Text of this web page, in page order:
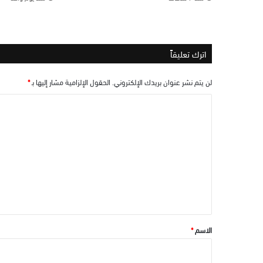
اترك تعليقاً
لن يتم نشر عنوان بريدك الإلكتروني. الحقول الإلزامية مشار إليها بـ*
*الاسم*